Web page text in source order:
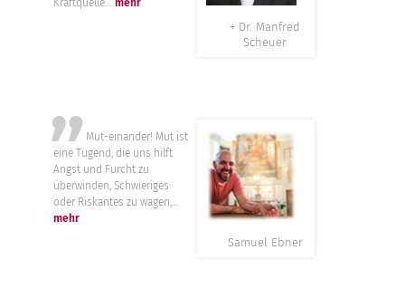
Kraftquelle.... mehr
+ Dr. Manfred
Scheuer
”
Mut-einander! Mut ist
eine Tugend, die uns hilft
Angst und Furcht zu
überwinden, Schwieriges
oder Riskantes zu wagen,...
mehr
Samuel Ebner